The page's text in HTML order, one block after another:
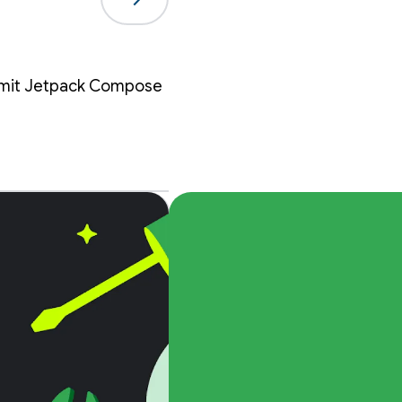
Jetpack Compose